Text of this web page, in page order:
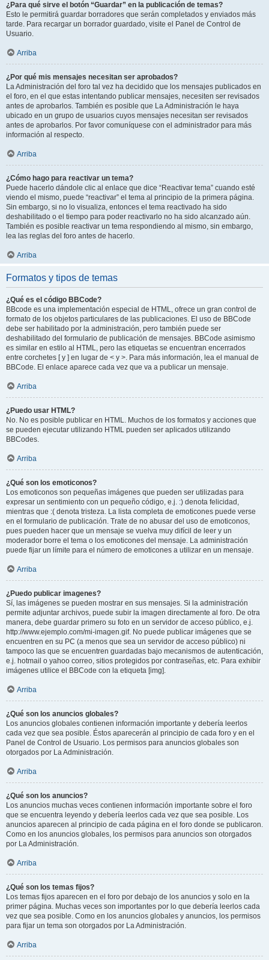
¿Para qué sirve el botón “Guardar” en la publicación de temas?
Esto le permitirá guardar borradores que serán completados y enviados más
tarde. Para recargar un borrador guardado, visite el Panel de Control de
Usuario.
Arriba
¿Por qué mis mensajes necesitan ser aprobados?
La Administración del foro tal vez ha decidido que los mensajes publicados en
el foro, en el que estas intentando publicar mensajes, necesiten ser revisados
antes de aprobarlos. También es posible que La Administración le haya
ubicado en un grupo de usuarios cuyos mensajes necesitan ser revisados
antes de aprobarlos. Por favor comuníquese con el administrador para más
información al respecto.
Arriba
¿Cómo hago para reactivar un tema?
Puede hacerlo dándole clic al enlace que dice “Reactivar tema” cuando esté
viendo el mismo, puede “reactivar” el tema al principio de la primera página.
Sin embargo, si no lo visualiza, entonces el tema reactivado ha sido
deshabilitado o el tiempo para poder reactivarlo no ha sido alcanzado aún.
También es posible reactivar un tema respondiendo al mismo, sin embargo,
lea las reglas del foro antes de hacerlo.
Arriba
Formatos y tipos de temas
¿Qué es el código BBCode?
BBcode es una implementación especial de HTML, ofrece un gran control de
formato de los objetos particulares de las publicaciones. El uso de BBCode
debe ser habilitado por la administración, pero también puede ser
deshabilitado del formulario de publicación de mensajes. BBCode asimismo
es similar en estilo al HTML, pero las etiquetas se encuentran encerrados
entre corchetes [ y ] en lugar de < y >. Para más información, lea el manual de
BBCode. El enlace aparece cada vez que va a publicar un mensaje.
Arriba
¿Puedo usar HTML?
No. No es posible publicar en HTML. Muchos de los formatos y acciones que
se pueden ejecutar utilizando HTML pueden ser aplicados utilizando
BBCodes.
Arriba
¿Qué son los emoticonos?
Los emoticonos son pequeñas imágenes que pueden ser utilizadas para
expresar un sentimiento con un pequeño código, e.j. :) denota felicidad,
mientras que :( denota tristeza. La lista completa de emoticones puede verse
en el formulario de publicación. Trate de no abusar del uso de emoticonos,
pues pueden hacer que un mensaje se vuelva muy difícil de leer y un
moderador borre el tema o los emoticones del mensaje. La administración
puede fijar un límite para el número de emoticones a utilizar en un mensaje.
Arriba
¿Puedo publicar imagenes?
Sí, las imágenes se pueden mostrar en sus mensajes. Si la administración
permite adjuntar archivos, puede subir la imagen directamente al foro. De otra
manera, debe guardar primero su foto en un servidor de acceso público, e.j.
http://www.ejemplo.com/mi-imagen.gif. No puede publicar imágenes que se
encuentren en su PC (a menos que sea un servidor de acceso público) ni
tampoco las que se encuentren guardadas bajo mecanismos de autenticación,
e.j. hotmail o yahoo correo, sitios protegidos por contraseñas, etc. Para exhibir
imágenes utilice el BBCode con la etiqueta [img].
Arriba
¿Qué son los anuncios globales?
Los anuncios globales contienen información importante y debería leerlos
cada vez que sea posible. Éstos aparecerán al principio de cada foro y en el
Panel de Control de Usuario. Los permisos para anuncios globales son
otorgados por La Administración.
Arriba
¿Qué son los anuncios?
Los anuncios muchas veces contienen información importante sobre el foro
que se encuentra leyendo y debería leerlos cada vez que sea posible. Los
anuncios aparecen al principio de cada página en el foro donde se publicaron.
Como en los anuncios globales, los permisos para anuncios son otorgados
por La Administración.
Arriba
¿Qué son los temas fijos?
Los temas fijos aparecen en el foro por debajo de los anuncios y solo en la
primer página. Muchas veces son importantes por lo que debería leerlos cada
vez que sea posible. Como en los anuncios globales y anuncios, los permisos
para fijar un tema son otorgados por La Administración.
Arriba